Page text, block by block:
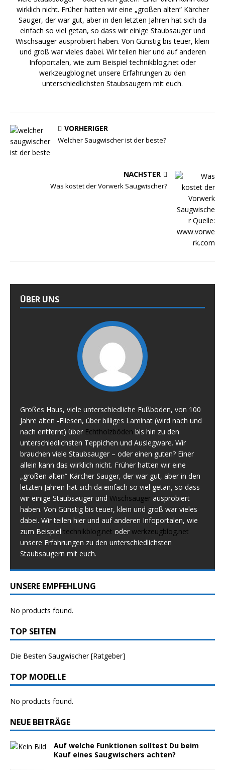
wirklich nicht. Früher hatten wir eine „großen alten“ Kärcher
Sauger, der war gut, aber in den letzten Jahren hat sich da
einfach so viel getan, so dass wir einige Staubsauger und
Wischsaugerausprobiert haben. Von Günstig bis teuer, klein
und groß war vieles dabei. Wir teilen hier und auf anderen
Infoportalen, wie zum Beispieltechnikblog.net oder
werkzeugblog.net unsere Erfahrungen zu den
unterschiedlichsten Staubsaugern mit euch.
VORHERIGER
Welcher Saugwischer ist der beste?
NÄCHSTER
Was kostet der Vorwerk Saugwischer?
ÜBER UNS
Großes Haus, viele unterschiedliche Fußböden, von 100
Jahre alten -Fliesen, über billiges Laminat (wird nach und
nach entfernt) über Echtholzböden bis hin zu den
unterschiedlichsten Teppichen und Auslegware. Wir
brauchen viele Staubsauger – oder einen guten? Einer
allein kann das wirklich nicht. Früher hatten wir eine
„großen alten“ Kärcher Sauger, der war gut, aber in den
letzten Jahren hat sich da einfach so viel getan, so dass
wir einige Staubsauger und Wischsauger ausprobiert
haben. Von Günstig bis teuer, klein und groß war vieles
dabei. Wir teilen hier und auf anderen Infoportalen, wie
zum Beispiel technikblog.net oder werkzeugblog.net
unsere Erfahrungen zu den unterschiedlichsten
Staubsaugern mit euch.
UNSERE EMPFEHLUNG
No products found.
TOP SEITEN
Die Besten Saugwischer [Ratgeber]
TOP MODELLE
No products found.
NEUE BEITRÄGE
Auf welche Funktionen solltest Du beim
Kauf eines Saugwischers achten?